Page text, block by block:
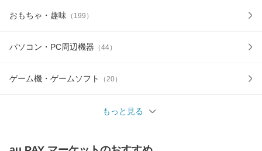
おもちゃ・趣味 （ 199 ）
パソコン・PC周辺機器 （44）
ゲーム機・ゲームソフト （20）
もっと見る